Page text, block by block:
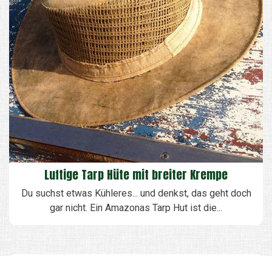
Luftige Tarp Hüte mit breiter Krempe
Du suchst etwas Kühleres... und denkst, das geht doch
gar nicht. Ein Amazonas Tarp Hut ist die...